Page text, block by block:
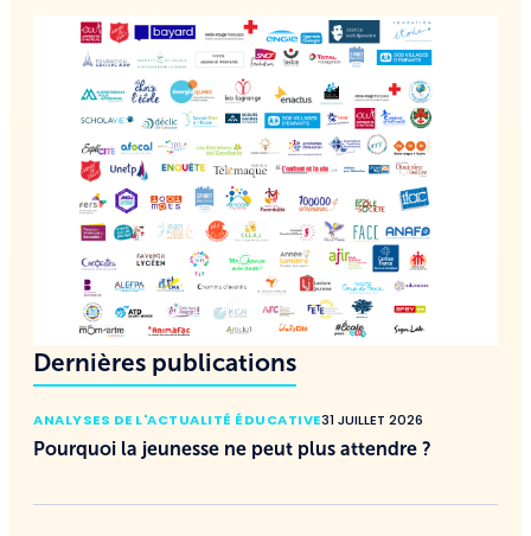
Dernières publications
ANALYSES DE L'ACTUALITÉ ÉDUCATIVE31 JUILLET 2026
Pourquoi la jeunesse ne peut plus attendre ?